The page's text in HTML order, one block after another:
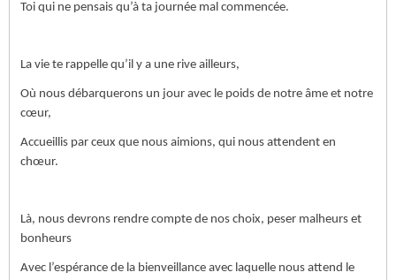
Toi qui ne pensais qu’à ta journée mal commencée.
La vie te rappelle qu’il y a une rive ailleurs,
Où nous débarquerons un jour avec le poids de notre âme et notre
cœur,
Accueillis par ceux que nous aimions, qui nous attendent en
chœur.
Là, nous devrons rendre compte de nos choix, peser malheurs et
bonheurs
Avec l’espérance de la bienveillance avec laquelle nous attend le